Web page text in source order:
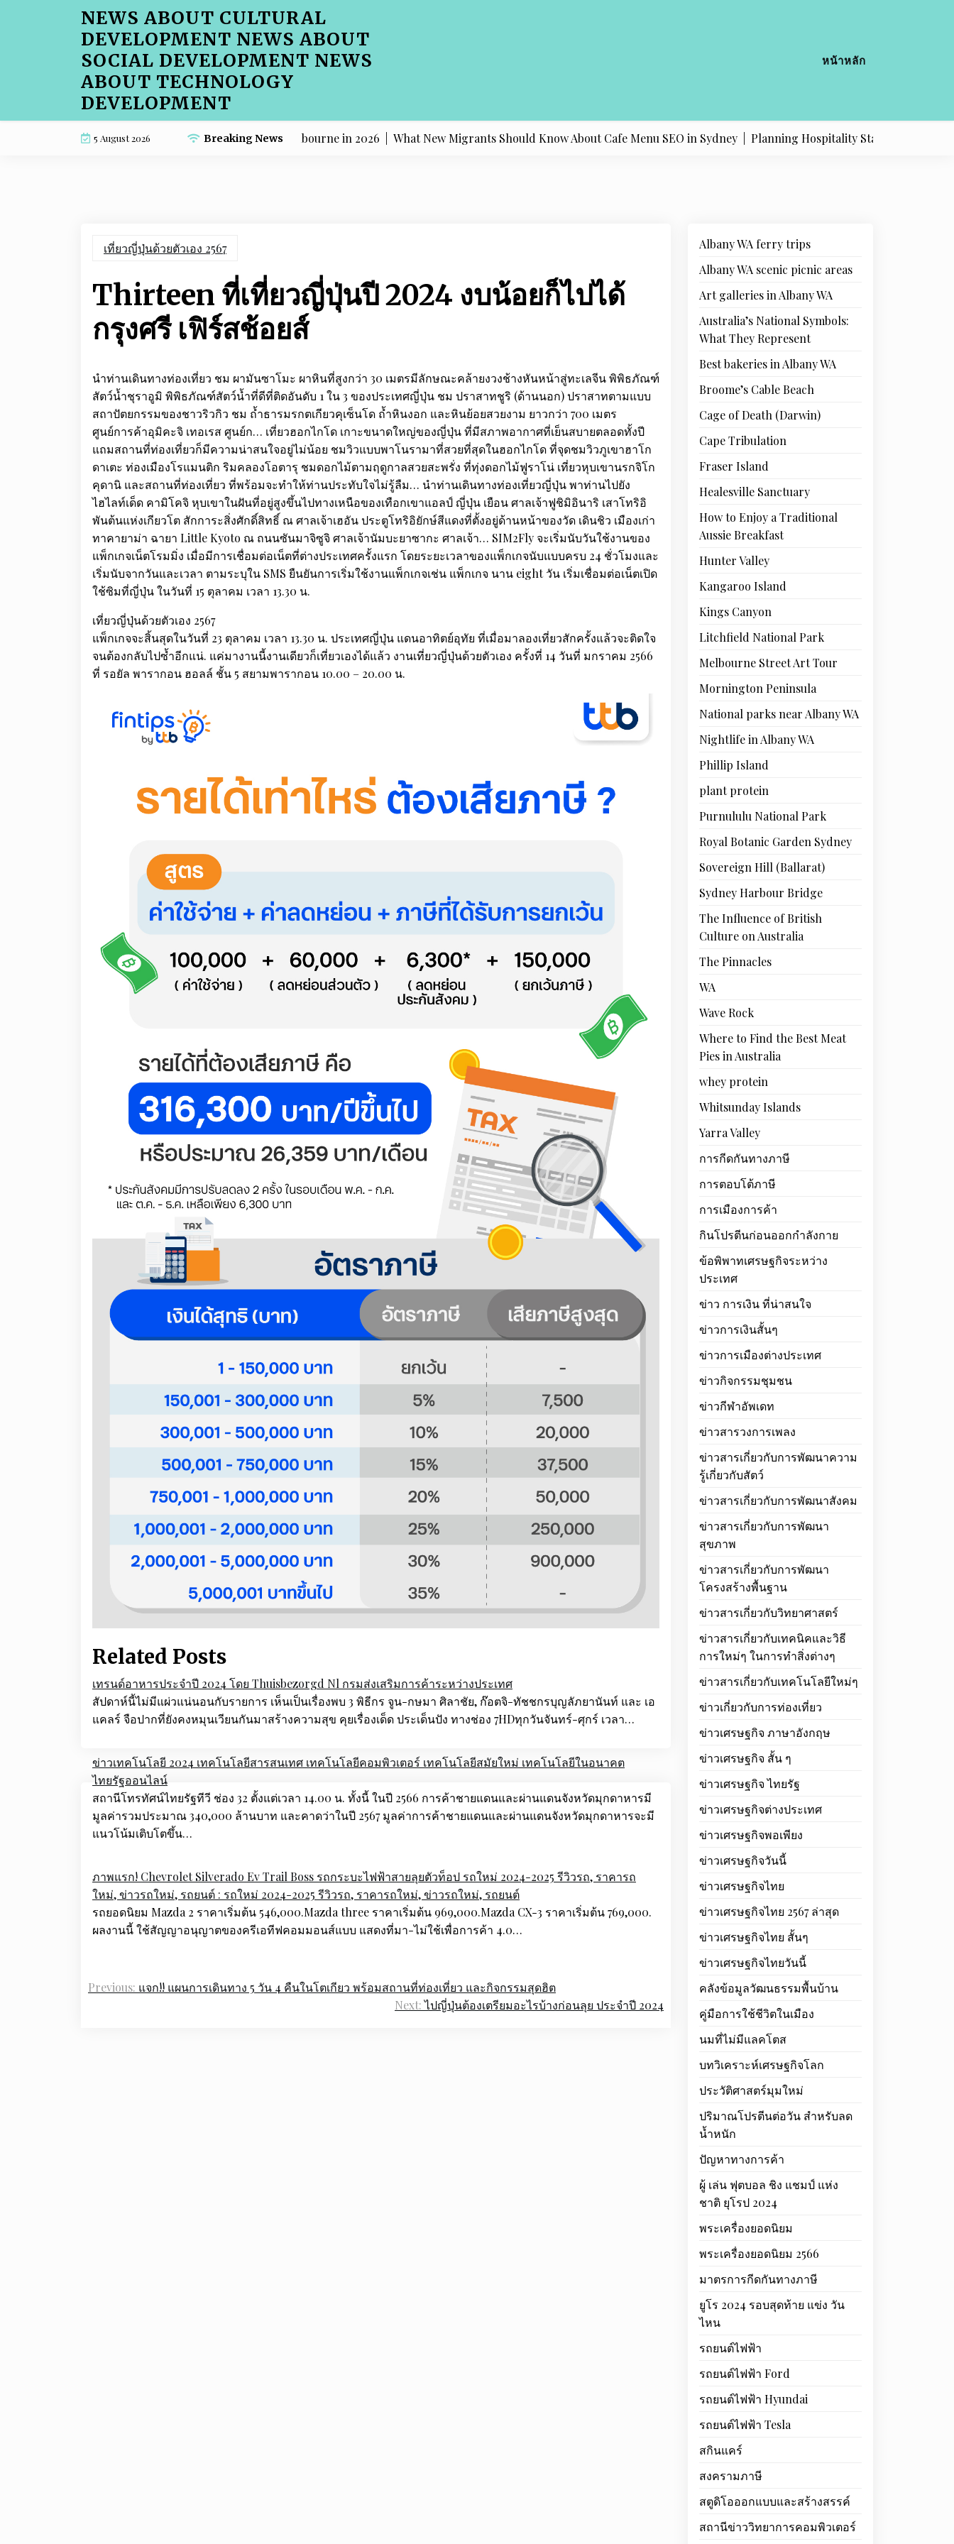
NEWS ABOUT CULTURAL
DEVELOPMENT NEWS ABOUT
SOCIAL DEVELOPMENT NEWS
ABOUT TECHNOLOGY
DEVELOPMENT
หน้าหลัก
5 August 2026 Breaking News
Cafe Menu SEO Trends Shaping Melbourne in 2026 |What New Migrants Should Know About Cafe Menu SEO in Sydney |Planning Hospitality Staff Training in the
เที่ยวญี่ปุ่นด้วยตัวเอง 2567
Thirteen ที่เที่ยวญี่ปุ่นปี 2024 งบน้อยก็ไปได้
กรุงศรี เฟิร์สช้อยส์
นำท่านเดินทางท่องเที่ยว ชม ผามันซาโมะ ผาหินที่สูงกว่า 30 เมตรมีลักษณะคล้ายงวงช้างหันหน้าสู่ทะเลจีน พิพิธภัณฑ์
สัตว์น้ำชุราอูมิ พิพิธภัณฑ์สัตว์น้ำที่ดีที่ติดอันดับ 1 ใน 3 ของประเทศญี่ปุ่น ชม ปราสาทชูริ (ด้านนอก) ปราสาทตามแบบ
สถาปัตยกรรมของชาวริวกิว ชม ถ้ำธารมรกตเกียวคุเซ็นโด ถ้ำหินงอก และหินย้อยสวยงาม ยาวกว่า 700 เมตร
ศูนย์การค้าอุมิคะจิ เทอเรส ศูนย์ก… เที่ยวฮอกไกโด เกาะขนาดใหญ่ของญี่ปุ่น ที่มีสภาพอากาศที่เย็นสบายตลอดทั้งปี
แถมสถานที่ท่องเที่ยวก็มีความน่าสนใจอยู่ไม่น้อย ชมวิวแบบพาโนรามาที่สวยที่สุดในฮอกไกโด ที่จุดชมวิวภูเขาฮาโก
ดาเตะ ท่องเมืองโรแมนติก ริมคลองโอตารุ ชมดอกไม้ตามฤดูกาลสวยสะพรั่ง ที่ทุ่งดอกไม้ฟูราโน่ เที่ยวหุบเขานรกจิโก
คุดานิ และสถานที่ท่องเที่ยว ที่พร้อมจะทำให้ท่านประทับใจไม่รู้ลืม… นำท่านเดินทางท่องเที่ยวญี่ปุ่น พาท่านไปยัง
ไฮไลท์เด็ด คามิโคจิ หุบเขาในฝันที่อยู่สูงขึ้นไปทางเหนือของเทือกเขาแอลป์ ญี่ปุ่น เยือน ศาลเจ้าฟูชิมิอินาริ เสาโทริอิ
พันต้นแห่งเกียวโต สักการะสิ่งศักดิ์สิทธิ์ ณ ศาลเจ้าเฮอัน ประตูโทริอิยักษ์สีแดงที่ตั้งอยู่ด้านหน้าของวัด เดินชิว เมืองเก่า
ทาคายาม่า ฉายา Little Kyoto ณ ถนนซันมาจิซูจิ ศาลเจ้านัมบะยาซากะ ศาลเจ้า… SIM2Fly จะเริ่มนับวันใช้งานของ
แพ็กเกจเน็ตโรมมิ่ง เมื่อมีการเชื่อมต่อเน็ตที่ต่างประเทศครั้งแรก โดยระยะเวลาของแพ็กเกจนับแบบครบ 24 ชั่วโมงและ
เริ่มนับจากวันและเวลา ตามระบุใน SMS ยืนยันการเริ่มใช้งานแพ็กเกจเช่น แพ็กเกจ นาน eight วัน เริ่มเชื่อมต่อเน็ตเปิด
ใช้ซิมที่ญี่ปุ่น ในวันที่ 15 ตุลาคม เวลา 13.30 น.
เที่ยวญี่ปุ่นด้วยตัวเอง 2567
แพ็กเกจจะสิ้นสุดในวันที่ 23 ตุลาคม เวลา 13.30 น. ประเทศญี่ปุ่น แดนอาทิตย์อุทัย ที่เมื่อมาลองเที่ยวสักครั้งแล้วจะติดใจ
จนต้องกลับไปซ้ำอีกแน่. แค่มางานนี้งานเดียวก็เที่ยวเองได้แล้ว งานเที่ยวญี่ปุ่นด้วยตัวเอง ครั้งที่ 14 วันที่ มกราคม 2566
ที่ รอยัล พารากอน ฮอลล์ ชั้น 5 สยามพารากอน 10.00 – 20.00 น.
Related Posts
เทรนด์อาหารประจำปี 2024 โดย Thuisbezorgd Nl กรมส่งเสริมการค้าระหว่างประเทศ
สัปดาห์นี้ไม่มีแผ่วแน่นอนกับรายการ เห็นเป็นเรื่องพบ 3 พิธีกร จูน-กษมา ศิลาชัย, ก๊อตจิ-ทัชชกรบุญลัภยานันท์ และ เอ
แคลร์ จือปากที่ยังคงหมุนเวียนกันมาสร้างความสุข คุยเรื่องเด็ด ประเด็นปัง ทางช่อง 7HDทุกวันจันทร์-ศุกร์ เวลา…
ข่าวเทคโนโลยี 2024 เทคโนโลยีสารสนเทศ เทคโนโลยีคอมพิวเตอร์ เทคโนโลยีสมัยใหม่ เทคโนโลยีในอนาคต
ไทยรัฐออนไลน์
สถานีโทรทัศน์ไทยรัฐทีวี ช่อง 32 ตั้งแต่เวลา 14.00 น. ทั้งนี้ ในปี 2566 การค้าชายแดนและผ่านแดนจังหวัดมุกดาหารมี
มูลค่ารวมประมาณ 340,000 ล้านบาท และคาดว่าในปี 2567 มูลค่าการค้าชายแดนและผ่านแดนจังหวัดมุกดาหารจะมี
แนวโน้มเติบโตขึ้น…
ภาพแรก! Chevrolet Silverado Ev Trail Boss รถกระบะไฟฟ้าสายลุยตัวท็อป รถใหม่ 2024-2025 รีวิวรถ, ราคารถ
ใหม่, ข่าวรถใหม่, รถยนต์ : รถใหม่ 2024-2025 รีวิวรถ, ราคารถใหม่, ข่าวรถใหม่, รถยนต์
รถยอดนิยม Mazda 2 ราคาเริ่มต้น 546,000.Mazda three ราคาเริ่มต้น 969,000.Mazda CX-3 ราคาเริ่มต้น 769,000.
ผลงานนี้ ใช้สัญญาอนุญาตของครีเอทีฟคอมมอนส์แบบ แสดงที่มา-ไม่ใช้เพื่อการค้า 4.0…
Post
navigation
Previous: แจก!! แผนการเดินทาง 5 วัน 4 คืนในโตเกียว พร้อมสถานที่ท่องเที่ยว และกิจกรรมสุดฮิต
Next: ไปญี่ปุ่นต้องเตรียมอะไรบ้างก่อนลุย ประจำปี 2024
Albany WA ferry trips
Albany WA scenic picnic areas
Art galleries in Albany WA
Australia’s National Symbols:
What They Represent
Best bakeries in Albany WA
Broome’s Cable Beach
Cage of Death (Darwin)
Cape Tribulation
Fraser Island
Healesville Sanctuary
How to Enjoy a Traditional
Aussie Breakfast
Hunter Valley
Kangaroo Island
Kings Canyon
Litchfield National Park
Melbourne Street Art Tour
Mornington Peninsula
National parks near Albany WA
Nightlife in Albany WA
Phillip Island
plant protein
Purnululu National Park
Royal Botanic Garden Sydney
Sovereign Hill (Ballarat)
Sydney Harbour Bridge
The Influence of British
Culture on Australia
The Pinnacles
WA
Wave Rock
Where to Find the Best Meat
Pies in Australia
whey protein
Whitsunday Islands
Yarra Valley
การกีดกันทางภาษี
การตอบโต้ภาษี
การเมืองการค้า
กินโปรตีนก่อนออกกำลังกาย
ข้อพิพาทเศรษฐกิจระหว่าง
ประเทศ
ข่าว การเงิน ที่น่าสนใจ
ข่าวการเงินสั้นๆ
ข่าวการเมืองต่างประเทศ
ข่าวกิจกรรมชุมชน
ข่าวกีฬาอัพเดท
ข่าวสารวงการเพลง
ข่าวสารเกี่ยวกับการพัฒนาความ
รู้เกี่ยวกับสัตว์
ข่าวสารเกี่ยวกับการพัฒนาสังคม
ข่าวสารเกี่ยวกับการพัฒนา
สุขภาพ
ข่าวสารเกี่ยวกับการพัฒนา
โครงสร้างพื้นฐาน
ข่าวสารเกี่ยวกับวิทยาศาสตร์
ข่าวสารเกี่ยวกับเทคนิคและวิธี
การใหม่ๆ ในการทำสิ่งต่างๆ
ข่าวสารเกี่ยวกับเทคโนโลยีใหม่ๆ
ข่าวเกี่ยวกับการท่องเที่ยว
ข่าวเศรษฐกิจ ภาษาอังกฤษ
ข่าวเศรษฐกิจ สั้น ๆ
ข่าวเศรษฐกิจ ไทยรัฐ
ข่าวเศรษฐกิจต่างประเทศ
ข่าวเศรษฐกิจพอเพียง
ข่าวเศรษฐกิจวันนี้
ข่าวเศรษฐกิจไทย
ข่าวเศรษฐกิจไทย 2567 ล่าสุด
ข่าวเศรษฐกิจไทย สั้นๆ
ข่าวเศรษฐกิจไทยวันนี้
คลังข้อมูลวัฒนธรรมพื้นบ้าน
คู่มือการใช้ชีวิตในเมือง
นมที่ไม่มีแลคโตส
บทวิเคราะห์เศรษฐกิจโลก
ประวัติศาสตร์มุมใหม่
ปริมาณโปรตีนต่อวัน สำหรับลด
น้ำหนัก
ปัญหาทางการค้า
ผู้ เล่น ฟุตบอล ชิง แชมป์ แห่ง
ชาติ ยุโรป 2024
พระเครื่องยอดนิยม
พระเครื่องยอดนิยม 2566
มาตรการกีดกันทางภาษี
ยูโร 2024 รอบสุดท้าย แข่ง วัน
ไหน
รถยนต์ไฟฟ้า
รถยนต์ไฟฟ้า Ford
รถยนต์ไฟฟ้า Hyundai
รถยนต์ไฟฟ้า Tesla
สกินแคร์
สงครามภาษี
สตูดิโอออกแบบและสร้างสรรค์
สถานีข่าววิทยาการคอมพิวเตอร์